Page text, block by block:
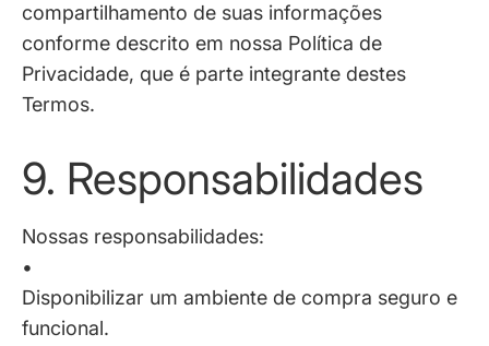
compartilhamento de suas informações
conforme descrito em nossa Política de
Privacidade, que é parte integrante destes
Termos.
9. Responsabilidades
Nossas responsabilidades:
•
Disponibilizar um ambiente de compra seguro e
funcional.